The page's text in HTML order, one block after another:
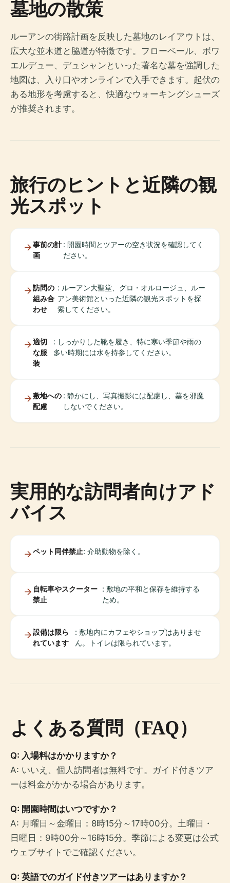
墓地の散策
ルーアンの街路計画を反映した墓地のレイアウトは、
広大な並木道と脇道が特徴です。フローベール、ボワ
エルデュー、デュシャンといった著名な墓を強調した
地図は、入り口やオンラインで入手できます。起伏の
ある地形を考慮すると、快適なウォーキングシューズ
が推奨されます。
旅行のヒントと近隣の観
光スポット
事前の計
画
: 開園時間とツアーの空き状況を確認してく
ださい。
訪問の
組み合
わせ
: ルーアン大聖堂、グロ・オルロージュ、ルー
アン美術館といった近隣の観光スポットを探
索してください。
適切
な服
装
: しっかりした靴を履き、特に寒い季節や雨の
多い時期には水を持参してください。
敷地への
配慮
: 静かにし、写真撮影には配慮し、墓を邪魔
しないでください。
実用的な訪問者向けアド
バイス
ペット同伴禁止: 介助動物を除く。
自転車やスクーター
禁止
: 敷地の平和と保存を維持する
ため。
設備は限ら
れています
: 敷地内にカフェやショップはありませ
ん。トイレは限られています。
よくある質問（FAQ）
Q: 入場料はかかりますか？
A: いいえ、個人訪問者は無料です。ガイド付きツア
ーは料金がかかる場合があります。
Q: 開園時間はいつですか？
A: 月曜日～金曜日：8時15分～17時00分。土曜日・
日曜日：9時00分～16時15分。季節による変更は公式
ウェブサイトでご確認ください。
Q: 英語でのガイド付きツアーはありますか？